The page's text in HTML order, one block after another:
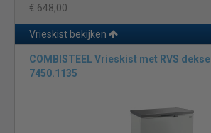
€ 648,00
Vrieskist bekijken
COMBISTEEL Vrieskist met RVS deksel
7450.1135